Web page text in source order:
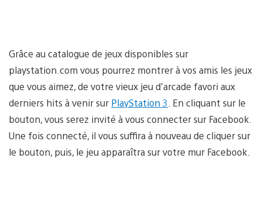
Grâce au catalogue de jeux disponibles sur
playstation.com vous pourrez montrer à vos amis les jeux
que vous aimez, de votre vieux jeu d’arcade favori aux
derniers hits à venir sur PlayStation 3 . En cliquant sur le
bouton, vous serez invité à vous connecter sur Facebook.
Une fois connecté, il vous suffira à nouveau de cliquer sur
le bouton, puis, le jeu apparaîtra sur votre mur Facebook.